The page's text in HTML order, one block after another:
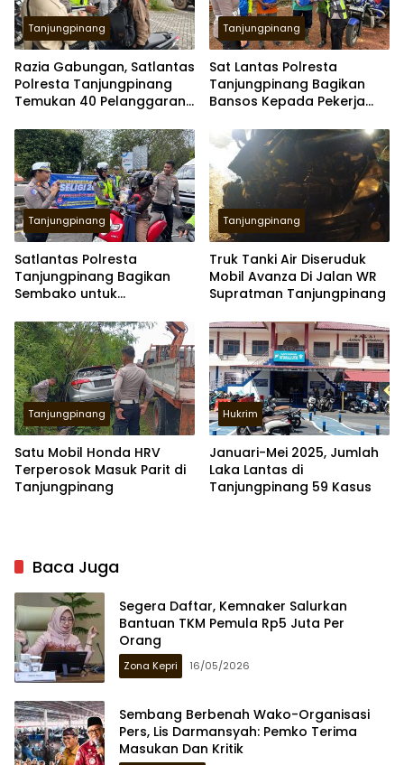
Tanjungpinang
Razia Gabungan, Satlantas
Polresta Tanjungpinang
Temukan 40 Pelanggaran
Tanjungpinang
Sat Lantas Polresta
Tanjungpinang Bagikan
Bansos Kepada Pekerja
Tanjungpinang
Satlantas Polresta
Tanjungpinang Bagikan
Sembako untuk
Tanjungpinang
Truk Tanki Air Diseruduk
Mobil Avanza Di Jalan WR
Supratman Tanjungpinang
Tanjungpinang
Satu Mobil Honda HRV
Terperosok Masuk Parit di
Tanjungpinang
Hukrim
Januari-Mei 2025, Jumlah
Laka Lantas di
Tanjungpinang 59 Kasus
Baca Juga
Segera Daftar, Kemnaker Salurkan
Bantuan TKM Pemula Rp5 Juta Per
Orang
Zona Kepri 16/05/2026
Sembang Berbenah Wako-Organisasi
Pers, Lis Darmansyah: Pemko Terima
Masukan Dan Kritik